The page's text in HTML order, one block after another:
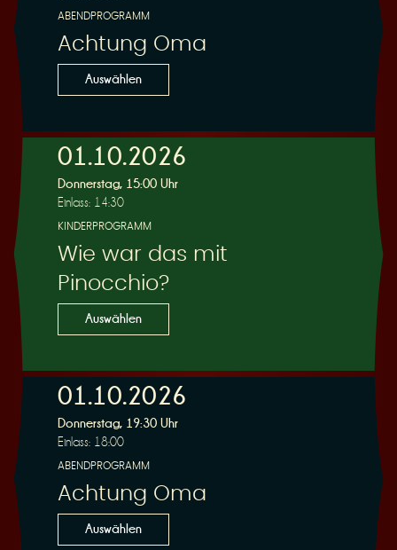
e
s
e
r
ABENDPROGRAMM
Achtung Oma
Auswählen
01.10.2026
Donnerstag, 15:00 Uhr
Einlass: 14:30
KINDERPROGRAMM
Wie war das mit
Pinocchio?
Auswählen
01.10.2026
Donnerstag, 19:30 Uhr
Einlass: 18:00
ABENDPROGRAMM
Achtung Oma
Auswählen